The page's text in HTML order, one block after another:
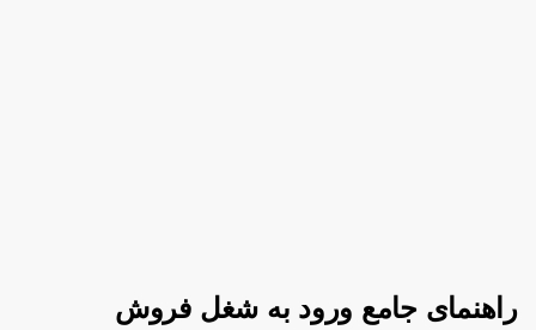
راهنمای جامع ورود به شغل فروش